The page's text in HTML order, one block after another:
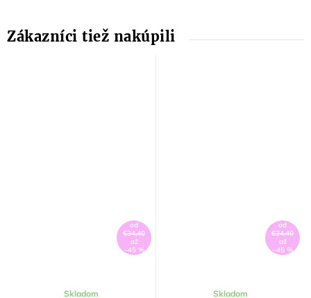
od
€34,40
až
–45 %
Skladom
od
€34,40
až
–45 %
Skladom